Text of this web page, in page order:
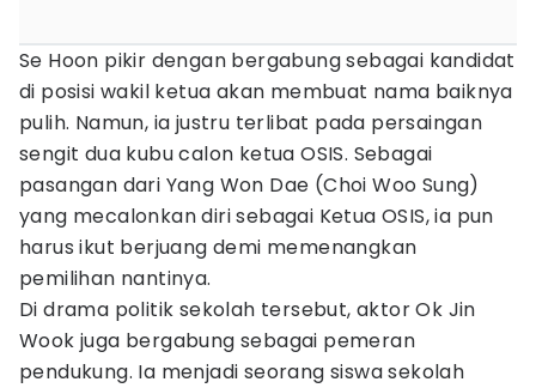
Se Hoon pikir dengan bergabung sebagai kandidat
di posisi wakil ketua akan membuat nama baiknya
pulih. Namun, ia justru terlibat pada persaingan
sengit dua kubu calon ketua OSIS. Sebagai
pasangan dari Yang Won Dae (Choi Woo Sung)
yang mecalonkan diri sebagai Ketua OSIS, ia pun
harus ikut berjuang demi memenangkan
pemilihan nantinya.
Di drama politik sekolah tersebut, aktor Ok Jin
Wook juga bergabung sebagai pemeran
pendukung. Ia menjadi seorang siswa sekolah